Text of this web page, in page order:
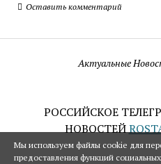
Оставить комментарий
Актуальные
РОССИЙСКОЕ
НОВОСТЕЙ
Мы используем файлы cookie для
предоставления функций